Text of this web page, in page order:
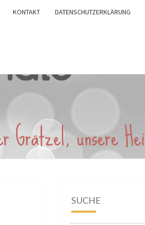
KONTAKT DATENSCHUTZERKLÄRUNG
SUCHE